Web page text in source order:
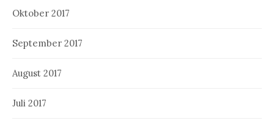
Oktober 2017
September 2017
August 2017
Juli 2017